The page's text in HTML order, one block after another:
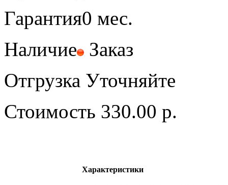
Гарантия0 мес.
Наличие
Заказ
Отгрузка Уточняйте
Стоимость 330.00 р.
Характеристики